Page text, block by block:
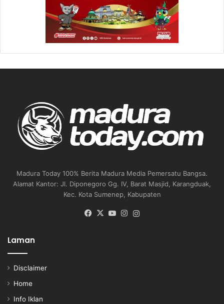
Madura Today 100% Berita Madura Media Pemersatu Bangsa.
Alamat Kantor: Jl. Diponegoro Gg. IV, Barat Masjid, Karangduak,
Kec. Kota Sumenep, Kabupaten
Facebook
X YouTubeInstagram
Laman
Disclaimer
Home
Info Iklan